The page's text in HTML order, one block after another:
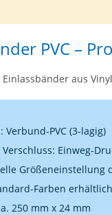
PVC –
aus
Verbund-PVC (3-lagig)
Einweg-
Größeneinstellung
Farben
250 mm x 24 mm